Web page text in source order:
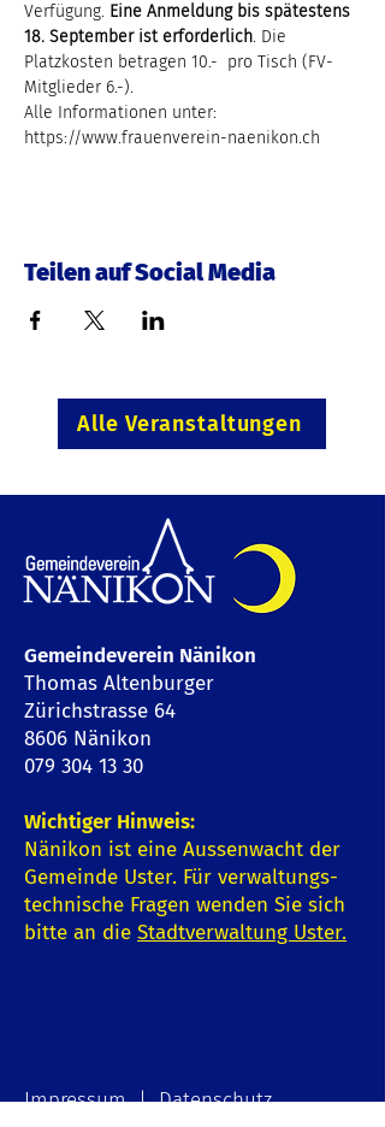
Verfügung. Eine Anmeldung bis spätestens
18. September ist erforderlich. Die
Platzkosten betragen 10.-  pro Tisch (FV-
Mitglieder 6.-).
Alle Informationen unter:
https://www.frauenverein-naenikon.ch
Teilen auf Social Media
Alle Veranstaltungen
Gemeindeverein Nänikon
Thomas Altenburger
Zürichstrasse 64
8606 Nänikon
079 304 13 30
Wichtiger Hinweis:
Nänikon ist eine Aussenwacht der
Gemeinde Uster. Für verwaltungs-
technische Fragen wenden Sie sich
bitte an die Stadtverwaltung Uster.
Impressum | Datenschutz